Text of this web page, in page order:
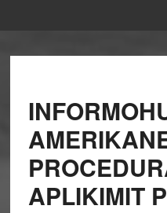
APLIKIMIT